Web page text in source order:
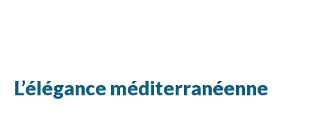
L’élégance méditerranéenne